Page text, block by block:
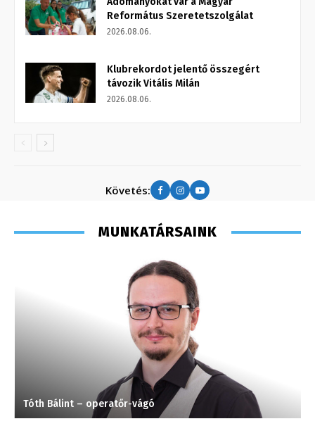
Református Szeretetszolgálat
2026.08.06.
Klubrekordot jelentő összegért
távozik Vitális Milán
2026.08.06.
Követés:
MUNKATÁRSAINK
Tóth Bálint – operatőr-vágó